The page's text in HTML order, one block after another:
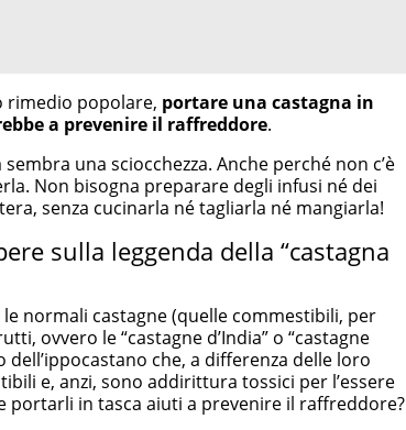
rimedio popolare, portare una castagna in
a prevenire il raffreddore.
una sciocchezza. Anche perché non c’è
Non bisogna preparare degli infusi né dei
senza cucinarla né tagliarla né mangiarla!
sulla leggenda della “castagna
le normali castagne (quelle commestibili, per
ovvero le “castagne d’India” o “castagne
che, a differenza delle loro
e, anzi, sono addirittura tossici per l’essere
portarli in tasca aiuti a prevenire il raffreddore?